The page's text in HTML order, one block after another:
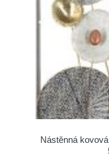
Nástěnná